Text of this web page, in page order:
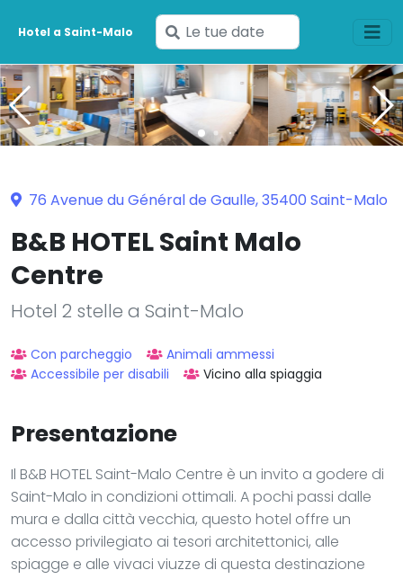
Hotel a Saint-Malo
Inserisci
le
tue
date
76 Avenue du Général de Gaulle, 35400 Saint-Malo
B&B HOTEL Saint Malo
Centre
Hotel 2 stelle a Saint-Malo
Con parcheggio
Animali ammessi
Accessibile per disabili
Vicino alla spiaggia
Presentazione
Il B&B HOTEL Saint-Malo Centre è un invito a godere di
Saint-Malo in condizioni ottimali. A pochi passi dalle
mura e dalla città vecchia, questo hotel offre un
accesso privilegiato ai tesori architettonici, alle
spiagge e alle vivaci viuzze di questa destinazione